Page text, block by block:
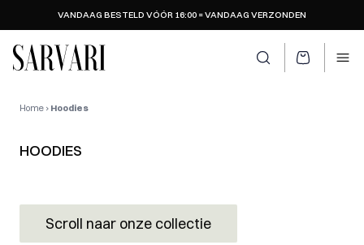
VANDAAG BESTELD VÓÓR 16:00 = VANDAAG VERZONDEN
SARVARI LOGO Zoeken openen
Home › Hoodies
HOODIES
Scroll naar onze collectie